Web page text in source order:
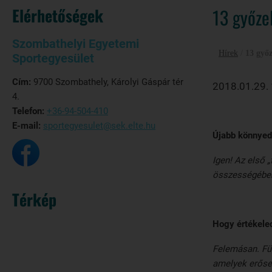
Elérhetőségek
Szombathelyi Egyetemi
Sportegyesület
Cím: 9700 Szombathely, Károlyi Gáspár tér
4.
Telefon: +36-94-504-410
E-mail: sportegyesulet@sek.elte.hu
Térkép
13
Hírek
2018.01.29.
Újabb
Igen! Az első
Hogy
Felemásan.
amelyek